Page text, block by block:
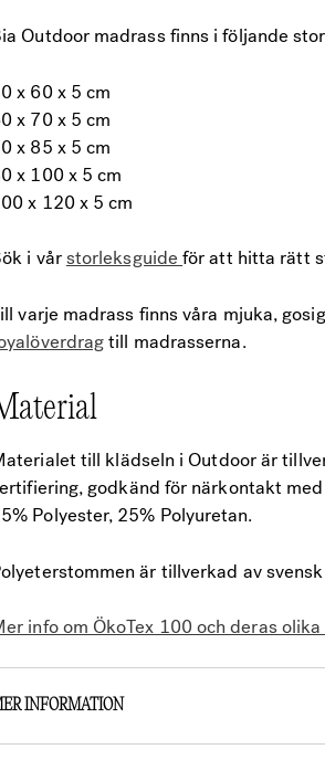
Outdoor madrass finns i följande
x 60 x 5 cm
x 70 x 5 cm
x 85 x 5 cm
x 100 x 5 cm
x 120 x 5 cm
i vårstorleksguideför att hitta rätt
varje madrass finns våra mjuka,
till madrasserna.
till klädseln i Outdoor är
godkänd för närkontakt
Polyester, 25% Polyuretan.
är tillverkad av
info om ÖkoTex 100 och deras
INFORMATION